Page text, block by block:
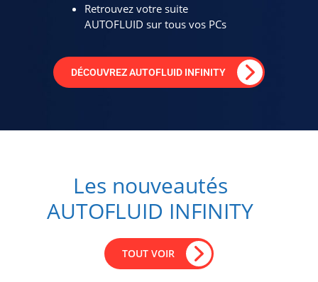
Retrouvez votre suite
AUTOFLUID sur tous vos PCs
DÉCOUVREZ AUTOFLUID INFINITY
Les nouveautés
AUTOFLUID INFINITY
TOUT VOIR